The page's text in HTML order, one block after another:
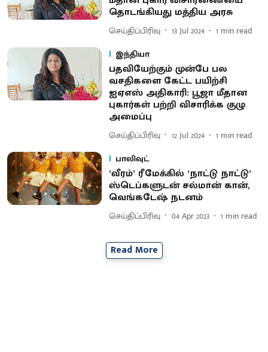
தொடங்கியது மத்திய அரசு
செய்திப்பிரிவு 13 Jul 2024 1 min read
இந்தியா
பதவியேற்கும் முன்பே பல
வசதிகளை கேட்ட பயிற்சி
ஐஏஎஸ் அதிகாரி: பூஜா மீதான
புகார்கள் பற்றி விசாரிக்க குழு
அமைப்பு
செய்திப்பிரிவு 12 Jul 2024 1 min read
பாலிவுட்
‘வீரம்’ ரீமேக்கில் ‘நாட்டு நாட்டு’
ஸ்டெப்களுடன் சல்மான் கான்,
வெங்கடேஷ் நடனம்
செய்திப்பிரிவு 04 Apr 2023 1 min read
Read More